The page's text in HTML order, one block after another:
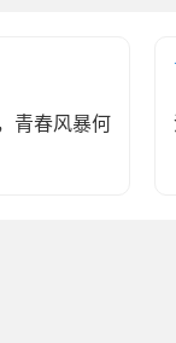
青春风暴何